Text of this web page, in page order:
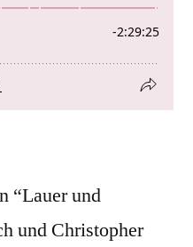
“Lauer und
und Christopher